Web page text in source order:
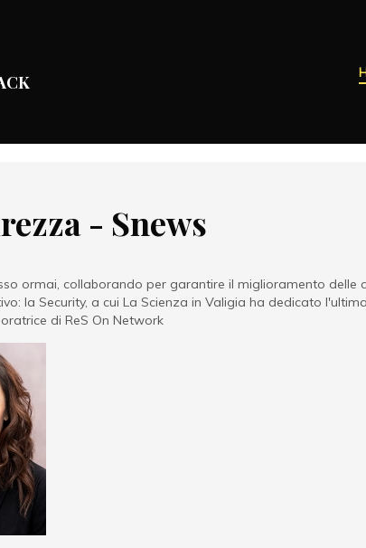
- Snews
ormai, collaborando per garantire il miglioramento delle
la Security, a cui La Scienza in Valigia ha dedicato
di ReS On Network